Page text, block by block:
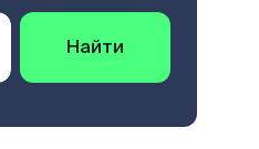
Найти